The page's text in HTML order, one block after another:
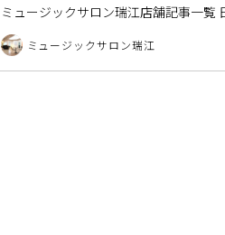
ミュージックサロン瑞江店舗記事一覧
クサロン瑞江 2025年12月営業日、およ
ミュージックサロン瑞江